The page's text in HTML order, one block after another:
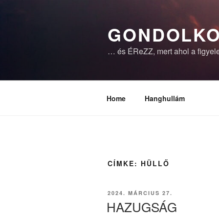
… és ÉReZZ, mert ahol a
Home Hanghullám
CÍMKE: HÜLLŐ
BEKÜLDVE:
2024. MÁRCIUS 27.
HAZUGSÁG